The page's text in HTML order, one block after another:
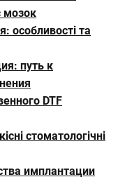
мозок
особливості та
путь к
DTF
стоматологічні
имплантации